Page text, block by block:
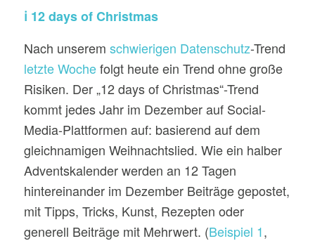
ℹ️ 12 days of Christmas
Nach unserem schwierigen Datenschutz-Trend
letzte Wochefolgt heute ein Trend ohne große
Risiken. Der „12 days of Christmas“-Trend
kommt jedes Jahr im Dezember auf Social-
Media-Plattformen auf: basierend auf dem
gleichnamigen Weihnachtslied. Wie ein halber
Adventskalender werden an 12 Tagen
hintereinander im Dezember Beiträge gepostet,
mit Tipps, Tricks, Kunst, Rezepten oder
generell Beiträge mit Mehrwert. (Beispiel 1,